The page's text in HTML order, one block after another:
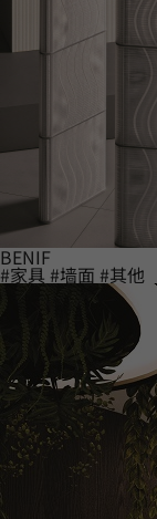
BENIF
#家具 #墙面 #其他